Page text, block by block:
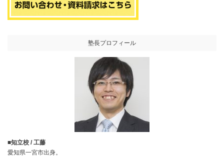
塾長プロフィール
■知立校 / 工藤
愛知県一宮市出身。